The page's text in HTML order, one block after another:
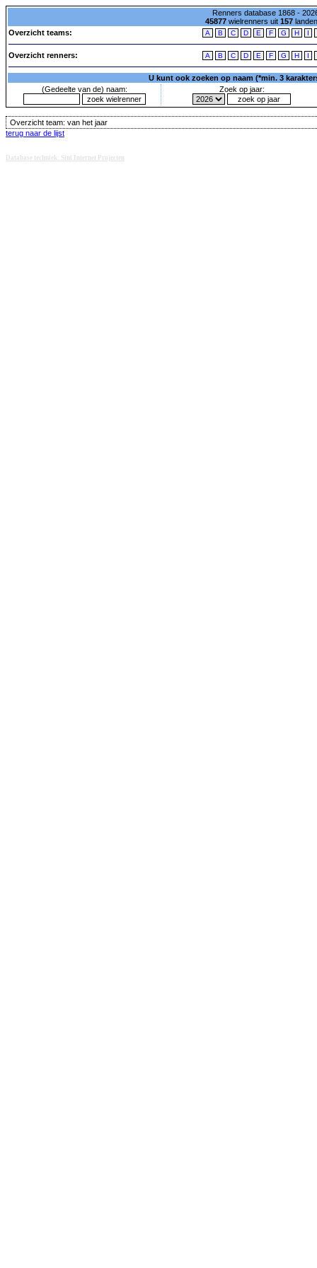
Renners database 1868 -
45877wielrenners uit 157
Overzicht teams:
A B C D E F G H I
Overzicht renners: A B C D E F G H I
U kunt ook zoeken op naam (*min. 3
(Gedeelte van de) naam:
Zoek op jaar:
Overzicht team: van het jaar
terug naar de lijst
Database techniek: Sini Internet Projecten